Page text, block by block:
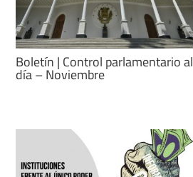
Boletín | Control parlamentario al
día – Noviembre